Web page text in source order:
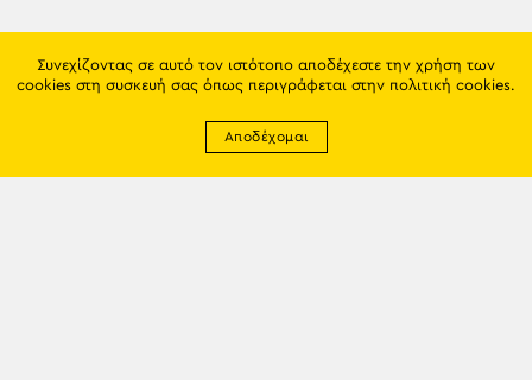
Συνεχίζοντας σε αυτό τον ιστότοπο αποδέχεστε την χρήση των
cookies στη συσκευή σας όπως περιγράφεται στην πολιτική cookies.
Αποδέχομαι